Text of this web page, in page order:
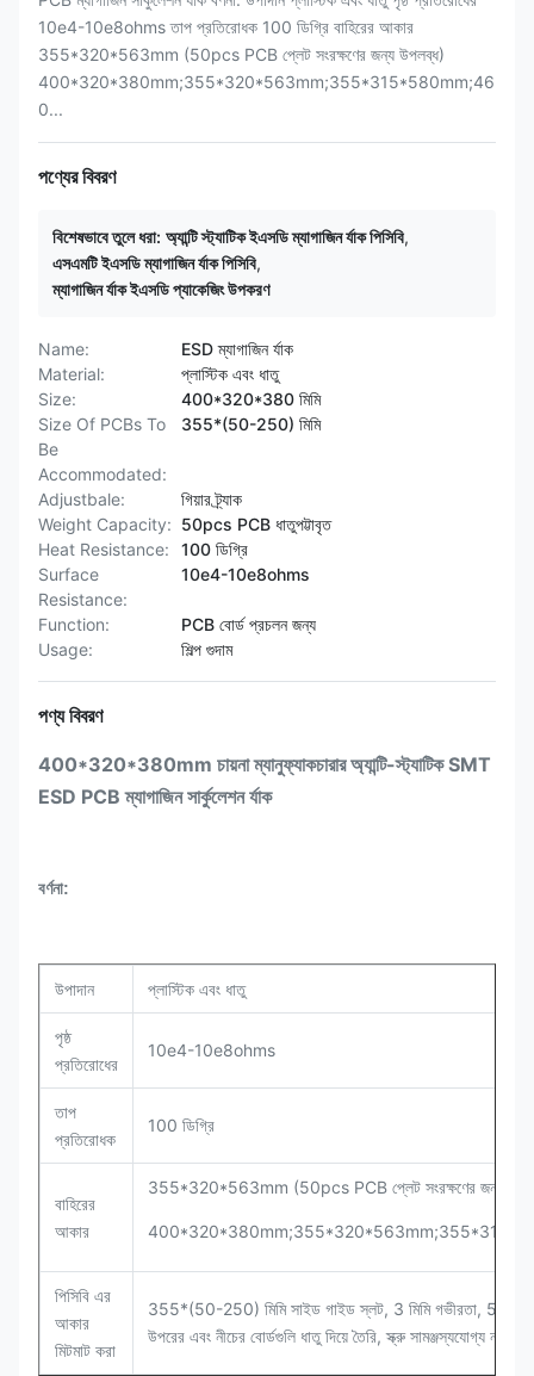
10e4-10e8ohms তাপ প্রতিরোধক 100 ডিগ্রি বাহিরের আকার
355*320*563mm (50pcs PCB প্লেট সংরক্ষণের জন্য উপলব্ধ)
400*320*380mm;355*320*563mm;355*315*580mm;46
0...
পণ্যের বিবরণ
বিশেষভাবে তুলে ধরা: অ্যান্টি স্ট্যাটিক ইএসডি ম্যাগাজিন র্যাক পিসিবি,
এসএমটি ইএসডি ম্যাগাজিন র্যাক পিসিবি,
ম্যাগাজিন র্যাক ইএসডি প্যাকেজিং উপকরণ
Name:
ESD ম্যাগাজিন র্যাক
Material:
প্লাস্টিক এবং ধাতু
Size:
400*320*380 মিমি
Size Of PCBs To
Be
Accommodated:
355*(50-250) মিমি
Adjustbale:
গিয়ার ট্র্যাক
Weight Capacity: 50pcs PCB ধাতুপট্টাবৃত
Heat Resistance:
100 ডিগ্রি
Surface
Resistance:
10e4-10e8ohms
Function:
PCB বোর্ড প্রচলন জন্য
Usage:
শিল্প গুদাম
পণ্য বিবরণ
400*320*380mm চায়না ম্যানুফ্যাকচারার অ্যান্টি-স্ট্যাটিক SMT
ESD PCB ম্যাগাজিন সার্কুলেশন র্যাক
বর্ণনা:
উপাদান প্লাস্টিক এবং ধাতু
পৃষ্ঠ
প্রতিরোধের
10e4-10e8ohms
তাপ
প্রতিরোধক
100 ডিগ্রি
বাহিরের
আকার
355*320*563mm (50pcs PCB প্লেট সংরক্ষণের জন্য
পিসিবি এর
আকার
মিটমাট করা
355*(50-250) মিমি সাইড গাইড স্লট, 3 মিমি গভীরতা, 5.5
উপরের এবং নীচের বোর্ডগুলি ধাতু দিয়ে তৈরি, স্ক্রু সামঞ্জস্যযোগ্য নকশা